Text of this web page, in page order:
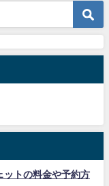
ットの料金や予約方